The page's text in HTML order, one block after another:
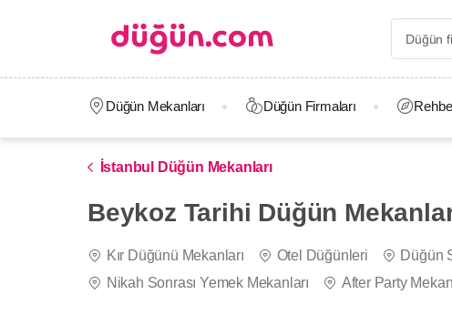
Düğün Mekanları Düğün Firmaları
İstanbul Düğün Mekanları
Beykoz Tarihi Düğün
Kır Düğünü Mekanları Otel Düğünleri Düğün
Nikah Sonrası Yemek Mekanları
After Party